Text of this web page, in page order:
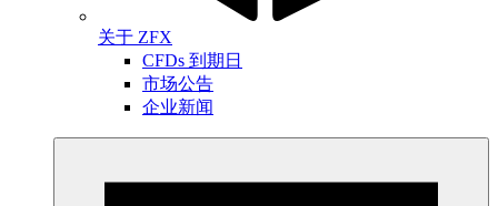
关于 ZFX
CFDs 到期日
市场公告
企业新闻